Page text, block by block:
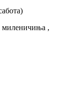
миленичиња ,